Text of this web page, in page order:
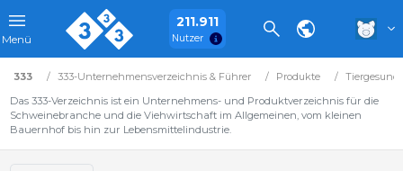
Menü
211.911
Nutzer
333 333-Unternehmensverzeichnis & Führer Produkte
Das 333-Verzeichnis ist ein Unternehmens- und Produktverzeichnis für die
Schweinebranche und die Viehwirtschaft im Allgemeinen, vom kleinen
Bauernhof bis hin zur Lebensmittelindustrie.